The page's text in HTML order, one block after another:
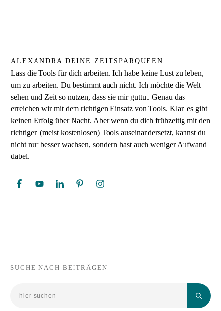
ALEXANDRA DEINE ZEITSPARQUEEN
Lass die Tools für dich arbeiten. Ich habe keine Lust zu leben,
um zu arbeiten. Du bestimmt auch nicht. Ich möchte die Welt
sehen und Zeit so nutzen, dass sie mir guttut. Genau das
erreichen wir mit dem richtigen Einsatz von Tools. Klar, es gibt
keinen Erfolg über Nacht. Aber wenn du dich frühzeitig mit den
richtigen (meist kostenlosen) Tools auseinandersetzt, kannst du
nicht nur besser wachsen, sondern hast auch weniger Aufwand
dabei.
SUCHE NACH BEITRÄGEN